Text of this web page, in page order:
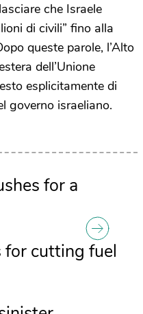
che Israele
di civili” fino alla
queste parole, l’Alto
dell’Unione
esplicitamente di
governo israeliano.
for a
for cutting fuel